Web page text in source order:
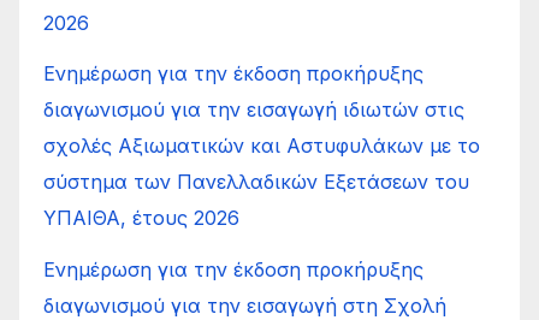
2026
Ενημέρωση για την έκδοση προκήρυξης
διαγωνισμού για την εισαγωγή ιδιωτών στις
σχολές Αξιωματικών και Αστυφυλάκων με το
σύστημα των Πανελλαδικών Εξετάσεων του
ΥΠΑΙΘΑ, έτους 2026
Ενημέρωση για την έκδοση προκήρυξης
διαγωνισμού για την εισαγωγή στη Σχολή